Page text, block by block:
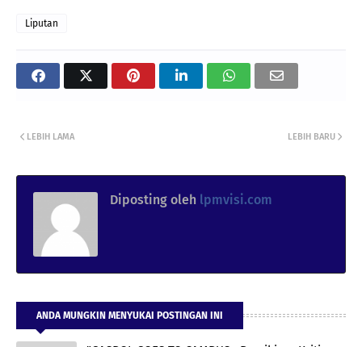
Liputan
LEBIH BARU
LEBIH LAMA
Diposting oleh lpmvisi.com
ANDA MUNGKIN MENYUKAI POSTINGAN INI